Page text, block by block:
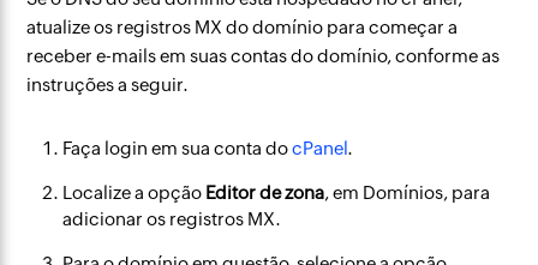
atualize os registros MX do domínio para começar a
receber e-mails em suas contas do domínio, conforme as
instruções a seguir.
Faça login em sua conta docPanel.
Localize a opção Editor de zona, em Domínios, para
adicionar os registros MX.